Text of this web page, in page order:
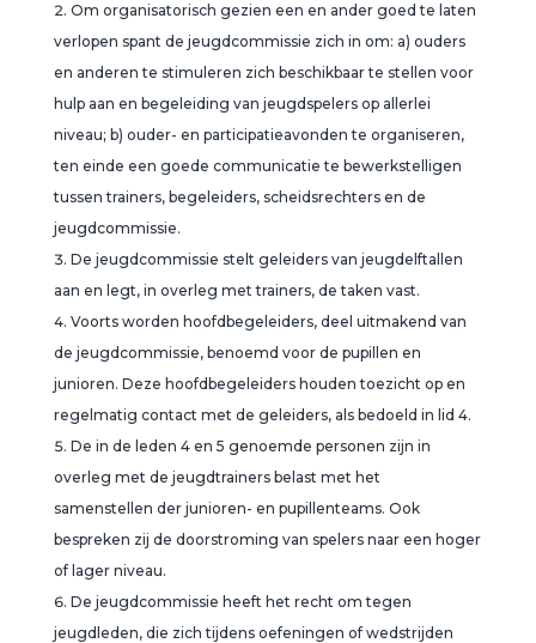
Om organisatorisch gezien een en ander goed te laten
verlopen spant de jeugdcommissie zich in om: a) ouders
en anderen te stimuleren zich beschikbaar te stellen voor
hulp aan en begeleiding van jeugdspelers op allerlei
niveau; b) ouder- en participatieavonden te organiseren,
ten einde een goede communicatie te bewerkstelligen
tussen trainers, begeleiders, scheidsrechters en de
jeugdcommissie.
De jeugdcommissie stelt geleiders van jeugdelftallen
aan en legt, in overleg met trainers, de taken vast.
Voorts worden hoofdbegeleiders, deel uitmakend van
de jeugdcommissie, benoemd voor de pupillen en
junioren. Deze hoofdbegeleiders houden toezicht op en
regelmatig contact met de geleiders, als bedoeld in lid 4.
De in de leden 4 en 5 genoemde personen zijn in
overleg met de jeugdtrainers belast met het
samenstellen der junioren- en pupillenteams. Ook
bespreken zij de doorstroming van spelers naar een hoger
of lager niveau.
De jeugdcommissie heeft het recht om tegen
jeugdleden, die zich tijdens oefeningen of wedstrijden